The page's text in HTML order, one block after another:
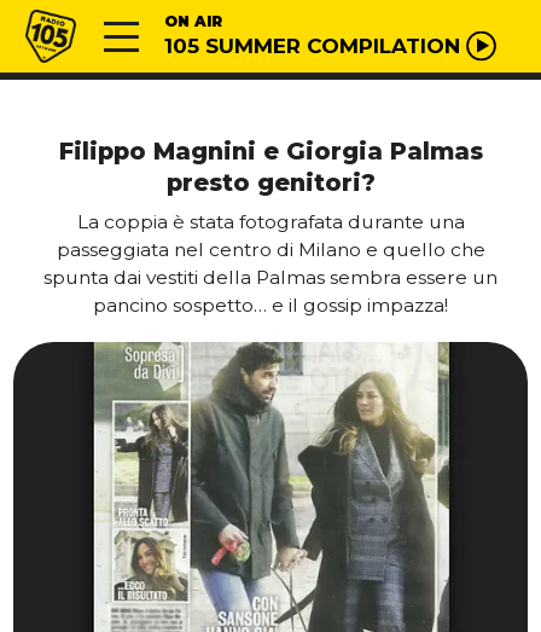
Vai al contenuto
Radio 105 ON AIR
105 SUMMER COMPILATION
Filippo Magnini e Giorgia Palmas
presto genitori?
La coppia è stata fotografata durante una
passeggiata nel centro di Milano e quello che
spunta dai vestiti della Palmas sembra essere un
pancino sospetto… e il gossip impazza!